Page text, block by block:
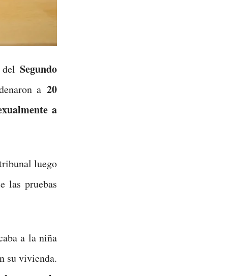
Segundo
a 20
a
luego
las pruebas
a la niña
su vivienda.